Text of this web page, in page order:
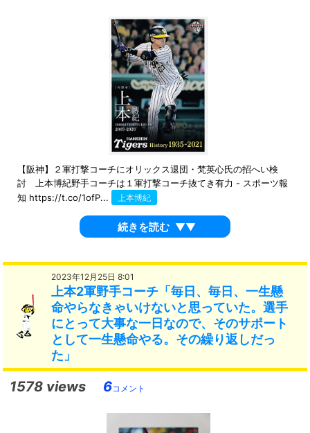
【阪神】２軍打撃コーチにオリックス退団・梵英心氏の招へい検
討 上本博紀野手コーチは１軍打撃コーチ抜てき有力 - スポーツ報
知 https://t.co/1ofP...
上本博紀
続きを読む ▼▼
2023年12月25日 8:01
上本2軍野手コーチ「毎日、毎日、一生懸
命やらなきゃいけないと思っていた。選手
にとって大事な一日なので、そのサポート
として一生懸命やる。その繰り返しだっ
た」
1578 views 6コメント